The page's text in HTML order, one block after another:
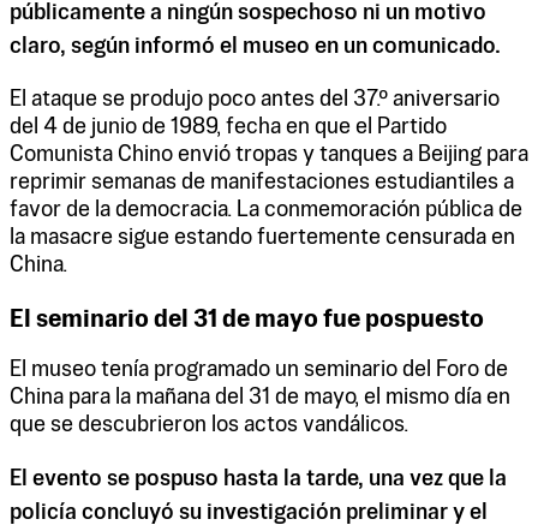
públicamente a ningún sospechoso ni un motivo
claro, según informó el museo en un comunicado.
El ataque se produjo poco antes del 37.º aniversario
del 4 de junio de 1989, fecha en que el Partido
Comunista Chino envió tropas y tanques a Beijing para
reprimir semanas de manifestaciones estudiantiles a
favor de la democracia. La conmemoración pública de
la masacre sigue estando fuertemente censurada en
China.
El seminario del 31 de mayo fue pospuesto
El museo tenía programado un seminario del Foro de
China para la mañana del 31 de mayo, el mismo día en
que se descubrieron los actos vandálicos.
El evento se pospuso hasta la tarde, una vez que la
policía concluyó su investigación preliminar y el